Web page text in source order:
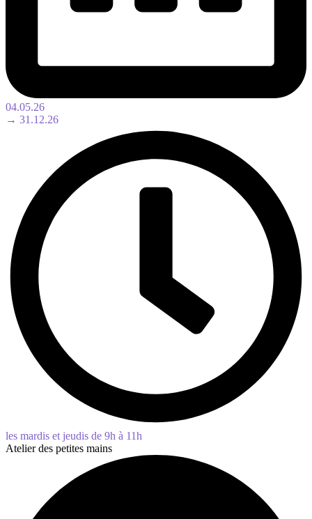
04.05.26
→ 31.12.26
les mardis et jeudis de 9h à 11h
Atelier des petites mains